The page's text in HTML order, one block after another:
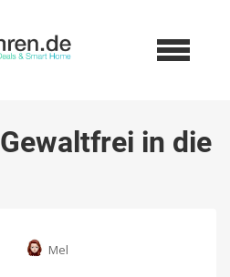
Gewaltfrei in die
Mel